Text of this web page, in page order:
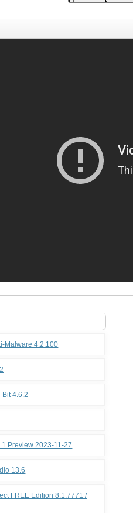
Malware 4.2.100
Bit 4.6.2
Preview 2023-11-27
13.6
FREE Edition 8.1.7771 /